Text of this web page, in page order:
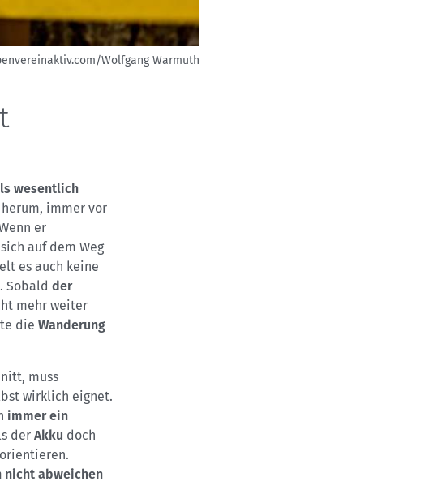
Wolfgang Warmuth
wesentlich
immer vor
er
auf dem Weg
es auch keine
Sobald der
mehr weiter
die Wanderung
muss
wirklich eignet.
immer ein
der Akku doch
nicht abweichen